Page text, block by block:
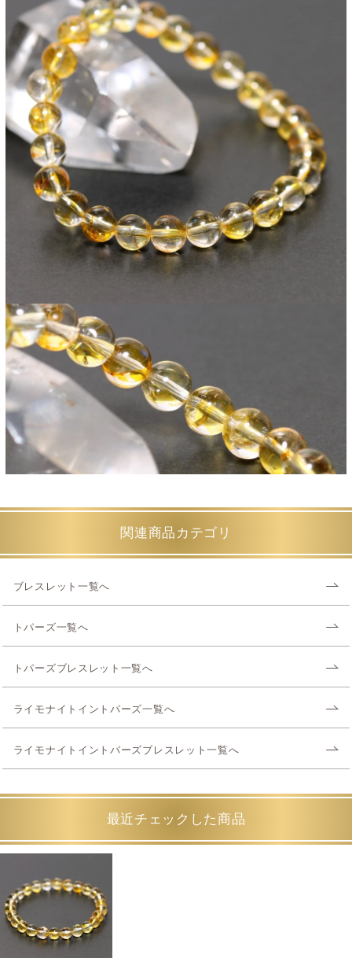
関連商品カテゴリ
ブレスレット一覧へ
トパーズ一覧へ
トパーズブレスレット一覧へ
ライモナイトイントパーズ一覧へ
ライモナイトイントパーズブレスレット一覧へ
最近チェックした商品